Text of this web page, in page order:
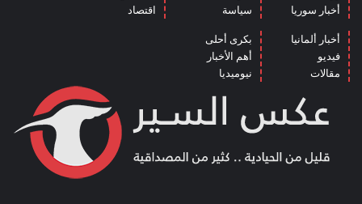
أخبار سوريا
سياسة
اقتصاد
أخبار ألمانيا
فيديو
مقالات
بكرى أحلى
أهم الأخبار
نيوميديا